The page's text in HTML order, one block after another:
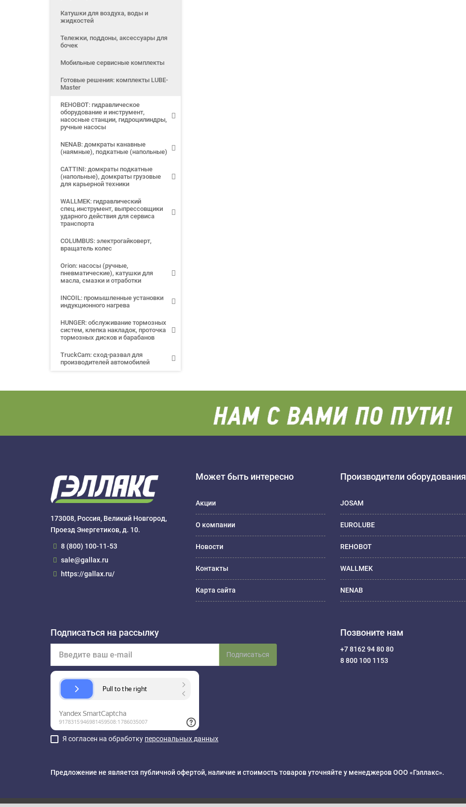
Катушки для воздуха, воды и
жидкостей
Тележки, поддоны, аксессуары для
бочек
Мобильные сервисные комплекты
Готовые решения: комплекты LUBE-
Master
REHOBOT: гидравлическое
оборудование и инструмент,
насосные станции, гидроцилиндры,
ручные насосы
NENAB: домкраты канавные
(наямные), подкатные (напольные)
CATTINI: домкраты подкатные
(напольные), домкраты грузовые
для карьерной техники
WALLMEK: гидравлический
спец.инструмент, выпрессовщики
ударного действия для сервиса
транспорта
COLUMBUS: электрогайковерт,
вращатель колес
Orion: насосы (ручные,
пневматические), катушки для
масла, смазки и отработки
INCOIL: промышленные установки
индукционного нагрева
HUNGER: обслуживание тормозных
систем, клепка накладок, проточка
тормозных дисков и барабанов
TruckCam: сход-развал для
производителей автомобилей
173008, Россия, Великий Новгород,
Проезд Энергетиков, д. 10.
8 (800) 100-11-53
sale@gallax.ru
https://gallax.ru/
Может быть интересно
Акции
О компании
Новости
Контакты
Карта сайта
Производители оборудования
JOSAM
EUROLUBE
REHOBOT
WALLMEK
NENAB
Подписаться на рассылку
Подписаться
Я согласен на обработку персональных данных
Позвоните нам
+7 8162 94 80 80
8 800 100 1153
Предложение не является публичной офертой, наличие и стоимость товаров уточняйте у менеджеров ООО «Гэллакс».